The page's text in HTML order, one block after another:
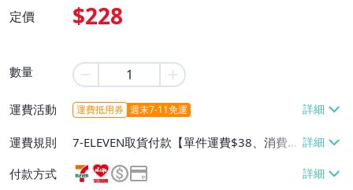
定價 $228
數量
運費活動 運費抵用券 週末7-11免運
運費規則
7-ELEVEN取貨付款【單件運費$38、消費滿
$490免運費】、7-ELEVEN取貨不付款【單
件運費$38、消費滿$490免運費】、萊爾富
付款方式